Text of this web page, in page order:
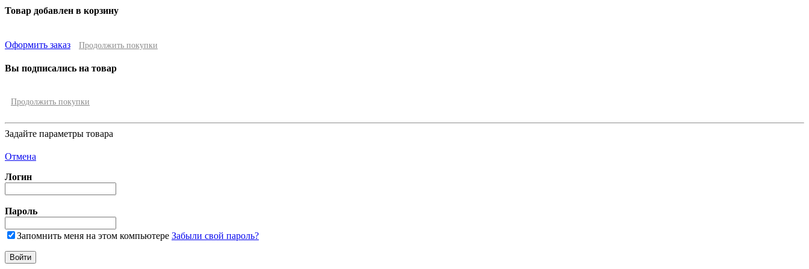
Товар добавлен в корзину
Оформить заказ Продолжить покупки
Вы подписались на товар
Продолжить покупки
Задайте параметры товара
Отмена
Логин
Пароль
Запомнить меня на этом компьютере Забыли свой пароль?